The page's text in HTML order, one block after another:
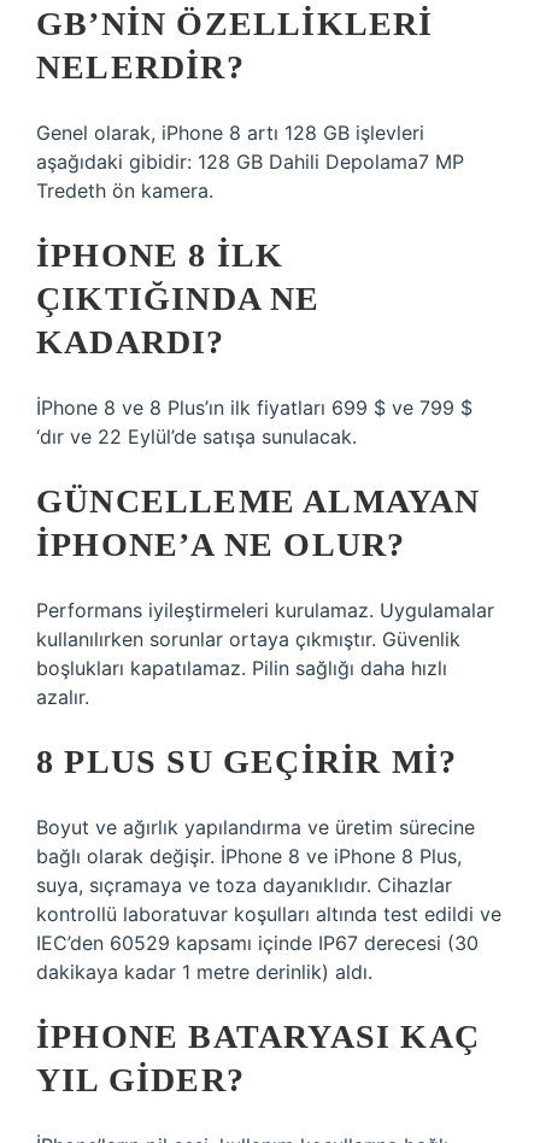
GB’NIN ÖZELLIKLERI
NELERDIR?
Genel olarak, iPhone 8 artı 128 GB işlevleri
aşağıdaki gibidir: 128 GB Dahili Depolama7 MP
Tredeth ön kamera.
IPHONE 8 ILK
ÇIKTIĞINDA NE
KADARDI?
İPhone 8 ve 8 Plus’ın ilk fiyatları 699 $ ve 799 $
‘dır ve 22 Eylül’de satışa sunulacak.
GÜNCELLEME ALMAYAN
IPHONE’A NE OLUR?
Performans iyileştirmeleri kurulamaz. Uygulamalar
kullanılırken sorunlar ortaya çıkmıştır. Güvenlik
boşlukları kapatılamaz. Pilin sağlığı daha hızlı
azalır.
8 PLUS SU GEÇIRIR MI?
Boyut ve ağırlık yapılandırma ve üretim sürecine
bağlı olarak değişir. İPhone 8 ve iPhone 8 Plus,
suya, sıçramaya ve toza dayanıklıdır. Cihazlar
kontrollü laboratuvar koşulları altında test edildi ve
IEC’den 60529 kapsamı içinde IP67 derecesi (30
dakikaya kadar 1 metre derinlik) aldı.
IPHONE BATARYASI KAÇ
YIL GIDER?